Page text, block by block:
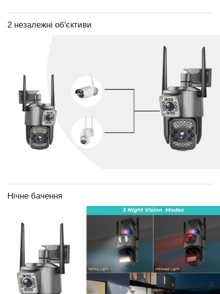
2 незалежні об'єктиви
Нічне бачення